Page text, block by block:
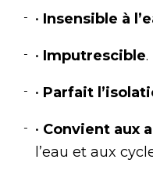
• Insensible à
• Imputrescible.
• Parfait
• Convient aux
l’eau et aux